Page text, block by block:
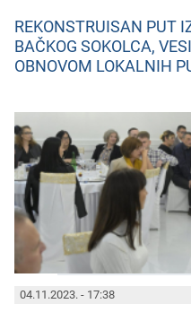
REKONSTRUISAN PUT
BAČKOG SOKOLCA,
OBNOVOM LOKALNIH
04.11.2023. - 17:38